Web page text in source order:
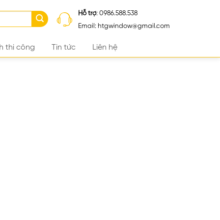
Hỗ trợ: 0986.588.538
Email: htgwindow@gmail.com
thi công Tin tức Liên hệ